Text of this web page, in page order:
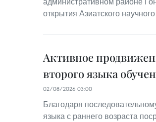
открытия Азиатского
Активное
второго языка
02/08/2026 03:00
Благодаря
языка с раннего возраста